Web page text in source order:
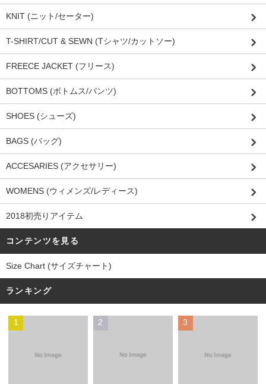
KNIT (ニット/セーター)
T-SHIRT/CUT & SEWN (Tシャツ/カットソー)
FREECE JACKET (フリース)
BOTTOMS (ボトムス/パンツ)
SHOES (シューズ)
BAGS (バッグ)
ACCESARIES (アクセサリー)
WOMENS (ウィメンズ/レディース)
2018初売りアイテム
コンテンツを見る
Size Chart (サイズチャート)
ランキング
1 2 3